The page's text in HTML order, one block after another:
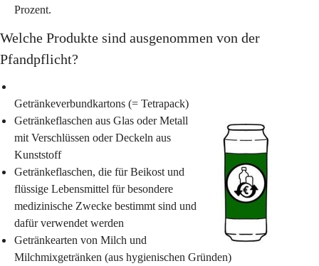
Prozent.
Welche Produkte sind ausgenommen von der
Pfandpflicht?
Getränkeverbundkartons (= Tetrapack)
Getränkeflaschen aus Glas oder Metall
mit Verschlüssen oder Deckeln aus
Kunststoff
Getränkeflaschen, die für Beikost und
flüssige Lebensmittel für besondere
medizinische Zwecke bestimmt sind und
dafür verwendet werden
Getränkearten von Milch und
Milchmixgetränken (aus hygienischen Gründen)